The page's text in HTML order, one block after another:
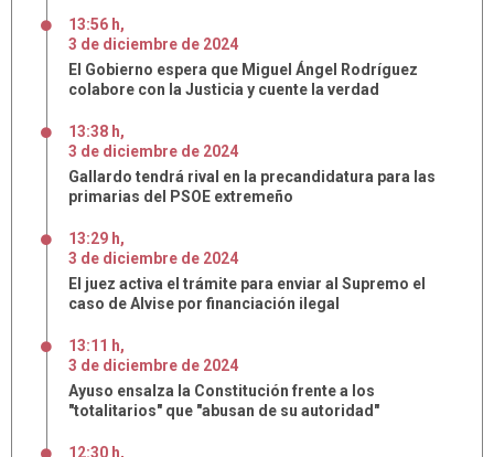
13:56 h,
3 de diciembre de 2024
El Gobierno espera que Miguel Ángel Rodríguez
colabore con la Justicia y cuente la verdad
13:38 h,
3 de diciembre de 2024
Gallardo tendrá rival en la precandidatura para las
primarias del PSOE extremeño
13:29 h,
3 de diciembre de 2024
El juez activa el trámite para enviar al Supremo el
caso de Alvise por financiación ilegal
13:11 h,
3 de diciembre de 2024
Ayuso ensalza la Constitución frente a los
"totalitarios" que "abusan de su autoridad"
12:30 h,